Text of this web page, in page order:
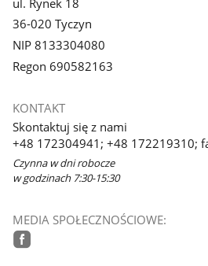
36-020 Tyczyn
NIP 8133304080
Regon 690582163
KONTAKT
Skontaktuj się z nami
+48 172304941; +48 172219310;
Czynna w dni robocze
w godzinach 7:30-15:30
MEDIA SPOŁECZNOŚCIOWE: